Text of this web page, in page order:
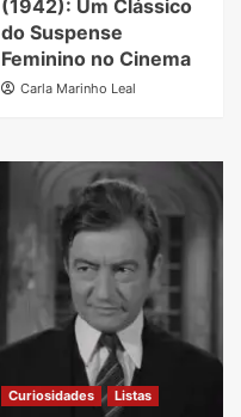
(1942): Um Clássico
do Suspense
Feminino no Cinema
Carla Marinho Leal
Curiosidades Listas